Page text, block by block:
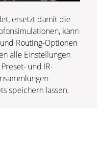
ersetzt damit die
kann
Routing-Optionen
alle Einstellungen
und IR-
speichern lassen.